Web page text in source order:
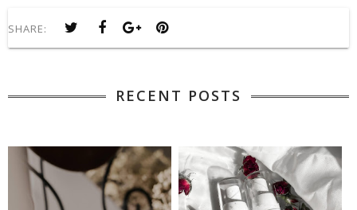
SHARE:
RECENT POSTS